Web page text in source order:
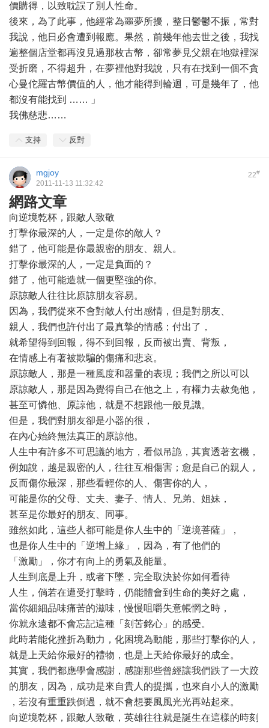
價購得，以致耽誤了別人性命。
後來，為了此事，他經常為噩夢所擾，整日鬱鬱不振，常對
我說，他日必會遭到報應。果然，前幾年他去世之後，我找
遍整個店堂都再沒見過那枚古幣，卻常夢見父親在地獄裡深
受折磨，不得超升，在夢裡他對我說，只有在找到一個不貪
心曼佗羅古幣價值的人，他才能得到輪迴，可是幾年了，他
都沒有能找到 …… 」
我佛慈悲……
支持 反對
22#
mgjoy
2011-11-13 11:32:42
網路文章
向逆境乾杯，跟敵人致敬
打擊你最深的人，一定是你的敵人？
錯了，他可能是你最親密的朋友、親人。
打擊你最深的人，一定是負面的？
錯了，他可能造就一個更堅強的你。
原諒敵人往往比原諒朋友容易。
因為，我們從來不會對敵人付出感情，但是對朋友、
親人，我們也許付出了最真摯的情感；付出了，
就希望得到回報，得不到回報，反而被出賣、背叛，
在情感上有著被欺騙的傷痛和悲哀。
原諒敵人，那是一種風度和器量的表現；我們之所以可以
原諒敵人，那是因為覺得自己在他之上，有權力去赦免他，
甚至可憐他、原諒他，就是不想跟他一般見識。
但是，我們對朋友卻是小器的很，
在內心始終無法真正的原諒他。
人生中有許多不可思議的地方，看似吊詭，其實透著玄機，
例如說，越是親密的人，往往互相傷害；愈是自己的親人，
反而傷你最深，那些看輕你的人、傷害你的人，
可能是你的父母、丈夫、妻子、情人、兄弟、姐妹，
甚至是你最好的朋友、同事。
雖然如此，這些人都可能是你人生中的「逆境菩薩」，
也是你人生中的「逆增上緣」，因為，有了他們的
「激勵」，你才有向上的勇氣及能量。
人生到底是上升，或者下墜，完全取決於你如何看待
人生，倘若在遭受打擊時，仍能體會到生命的美好之處，
當你細細品味痛苦的滋味，慢慢咀嚼失意帳惘之時，
你就永遠都不會忘記這種「刻苦銘心」的感受。
此時若能化挫折為動力，化困境為動能，那些打擊你的人，
就是上天給你最好的禮物，也是上天給你最好的成全。
其實，我們都應學會感謝，感謝那些曾經讓我們跌了一大跤
的朋友，因為，成功是來自貴人的提攜，也來自小人的激勵
，若沒有重重跌倒過，就不會想要風風光光再站起來。
向逆境乾杯，跟敵人致敬，英雄往往就是誕生在這樣的時刻